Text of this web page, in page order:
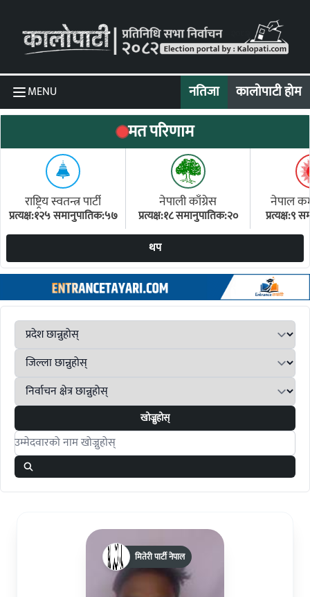
MENU नतिजा कालोपाटी होम
मत परिणाम
राष्ट्रिय स्वतन्त्र पार्टी
प्रत्यक्ष:१२५ समानुपातिक:५७
नेपाली काँग्रेस
प्रत्यक्ष:१८ समानुपातिक:२०
नेपाल
प्रत्यक्ष:९
थप
खोज्नुहोस्
Search candidates
मितेरी पार्टी नेपाल